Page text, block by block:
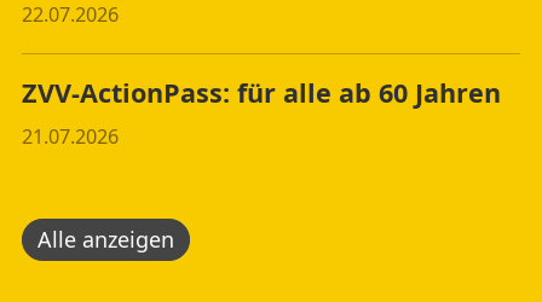
22.07.2026
ZVV-ActionPass: für alle ab 60 Jahren
21.07.2026
Alle anzeigen